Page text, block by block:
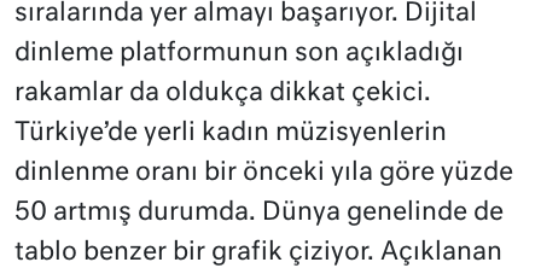
sıralarında yer almayı başarıyor. Dijital
dinleme platformunun son açıkladığı
rakamlar da oldukça dikkat çekici.
Türkiye’de yerli kadın müzisyenlerin
dinlenme oranı bir önceki yıla göre yüzde
50 artmış durumda. Dünya genelinde de
tablo benzer bir grafik çiziyor. Açıklanan